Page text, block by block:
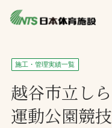
私たちの強み
ニュース
プレスリリース
施工・管理実績一覧
越谷市立し
運動公園競